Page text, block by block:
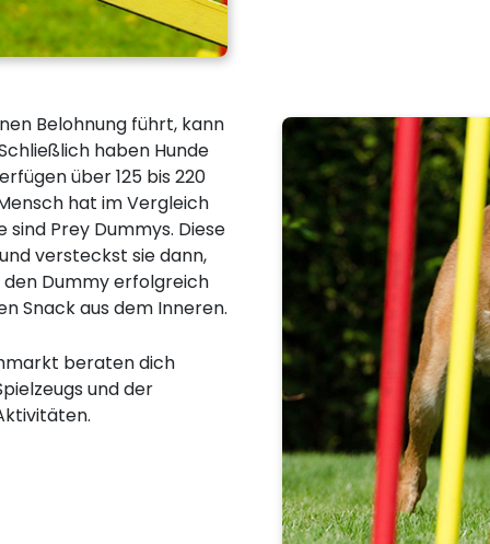
Belohnung führt, kann
haben Hunde
über 125 bis 220
hat im Vergleich
Prey Dummys. Diese
versteckst sie dann,
den Dummy erfolgreich
Snack aus dem Inneren.
beraten dich
und der